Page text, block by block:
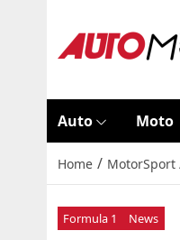
Auto Moto
Home / MotorSport
Formula 1 News